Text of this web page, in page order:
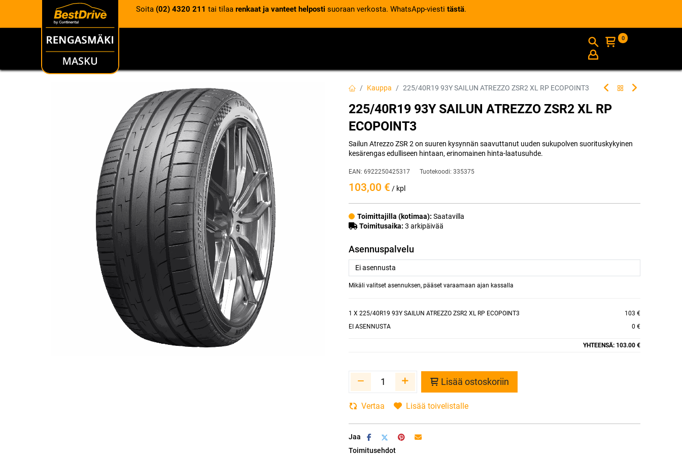
Soita (02) 4320 211 tai tilaa renkaat ja vanteet helposti suoraan verkosta. WhatsApp-viesti tästä.
RENKAAT INFO
0
Kauppa 225/40R19 93Y SAILUN ATREZZO ZSR2 XL RP ECOPOINT3
225/40R19 93Y SAILUN ATREZZO ZSR2 XL RP
ECOPOINT3
Sailun Atrezzo ZSR 2 on suuren kysynnän saavuttanut uuden sukupolven suorituskykyinen
kesärengas edulliseen hintaan, erinomainen hinta-laatusuhde.
EAN: 6922250425317 Tuotekoodi: 335375
103,00 € / kpl
Toimittajilla (kotimaa): Saatavilla
Toimitusaika: 3 arkipäivää
Asennuspalvelu
Mikäli valitset asennuksen, pääset varaamaan ajan kassalla
1 X 225/40R19 93Y SAILUN ATREZZO ZSR2 XL RP ECOPOINT3
103 €
EI ASENNUSTA
0 €
YHTEENSÄ: 103.00 €
Lisää ostoskoriin
Vertaa Lisää toivelistalle
Jaa
Toimitusehdot